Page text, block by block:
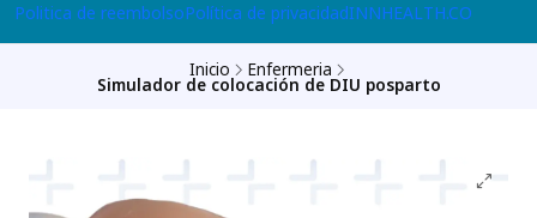
Politica de reembolsoPolítica de privacidadINNHEALTH.CO
Inicio Enfermeria
Simulador de colocación de DIU posparto